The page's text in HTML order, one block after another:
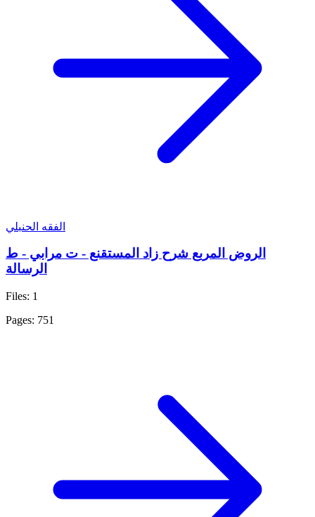
الفقه الحنبلي
الروض المربع شرح زاد المستقنع - ت مرابي - ط
الرسالة
Files: 1
Pages: 751